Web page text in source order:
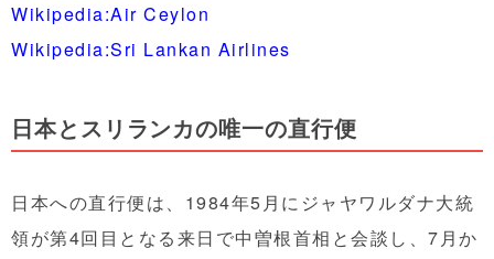
Wikipedia:Air Ceylon
Wikipedia:Sri Lankan Airlines
日本とスリランカの唯一の直行便
日本への直行便は、1984年5月にジャヤワルダナ大統
領が第4回目となる来日で中曽根首相と会談し、7月か